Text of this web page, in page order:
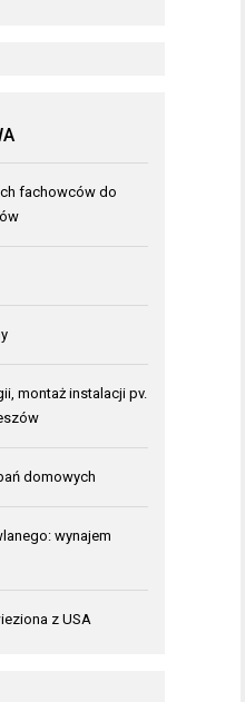
fachowców do
montaż instalacji pv.
domowych
wynajem
z USA